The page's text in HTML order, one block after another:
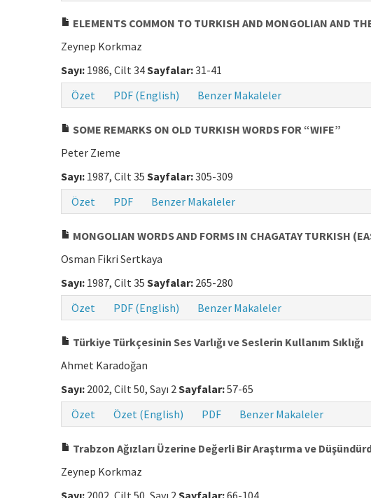
ELEMENTS COMMON TO TURKISH AND MONGOLIAN AND
Zeynep Korkmaz
Sayı: 1986, Cilt 34Sayfalar:31-41
Özet
PDF (English) Benzer Makaleler
SOME REMARKS ON OLD TURKISH WORDS FOR “WIFE”
Peter Zıeme
Sayı: 1987, Cilt 35 Sayfalar:305-309
Özet
PDF Benzer Makaleler
MONGOLIAN WORDS AND FORMS IN CHAGATAY TURKISH
Osman Fikri Sertkaya
Sayı: 1987, Cilt 35 Sayfalar: 265-280
Özet
PDF (English) Benzer Makaleler
Türkiye Türkçesinin Ses Varlığı ve Seslerin Kullanım Sıklığı
Ahmet Karadoğan
Sayı: 2002, Cilt 50, Sayı 2Sayfalar:57-65
Özet
Özet (English) PDF Benzer Makaleler
Trabzon Ağızları Üzerine Değerli Bir Araştırma ve
Zeynep Korkmaz
Sayı: 2002, Cilt 50, Sayı 2Sayfalar:66-104